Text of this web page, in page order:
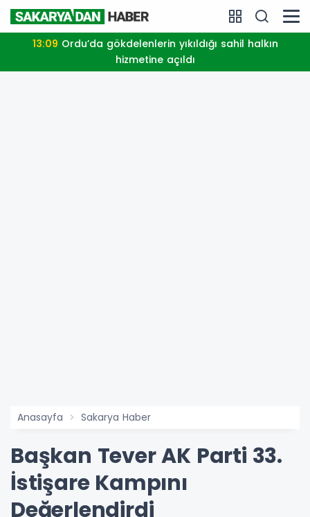
13:09
hizmetine açıldı
Anasayfa Sakarya Haber
Başkan Tever AK Parti 33.
İstişare Kampını
Değerlendirdi